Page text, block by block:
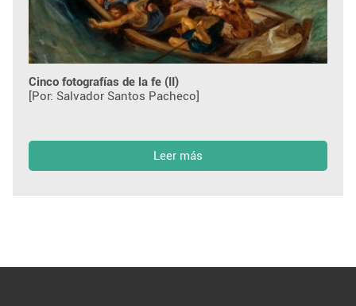
Cinco fotografías de la fe (II)
[Por: Salvador Santos Pacheco]
Leer más